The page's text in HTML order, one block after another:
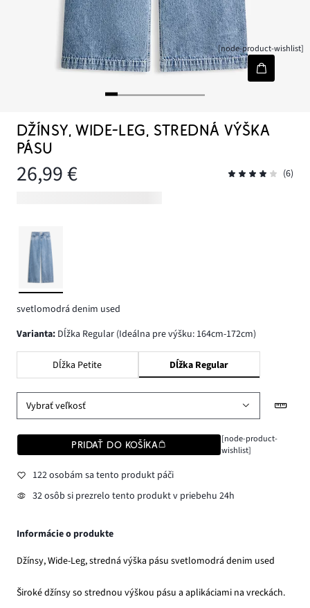
[node-product-wishlist]
DŽÍNSY, WIDE-LEG, STREDNÁ VÝŠKA
PÁSU
26,99 € (6)
svetlomodrá denim used
varianta: Dĺžka Regular (Ideálna pre výšku: 164cm-172cm)
Dĺžka Petite Dĺžka Regular
Vybrať veľkosť
PRIDAŤ DO KOŠÍKA
[node-product-
wishlist]
122 osobám sa tento produkt páči
32 osôb si prezrelo tento produkt v priebehu 24h
Informácie o produkte
Džínsy, Wide-Leg, stredná výška pásu svetlomodrá denim used
Široké džínsy so strednou výškou pásu a aplikáciami na vreckách.